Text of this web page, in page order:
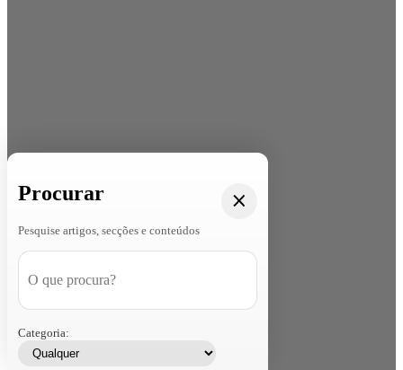
Procurar
Pesquise artigos, secções e conteúdos
Categoria: